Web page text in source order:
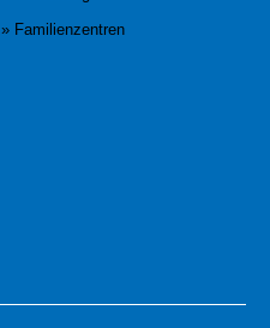
» Familienzentren